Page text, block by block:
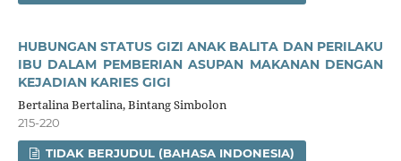
HUBUNGAN STATUS GIZI ANAK BALITA DAN PERILAKU
IBU DALAM PEMBERIAN ASUPAN MAKANAN DENGAN
KEJADIAN KARIES GIGI
Bertalina Bertalina, Bintang Simbolon
215-220
TIDAK BERJUDUL (BAHASA INDONESIA)